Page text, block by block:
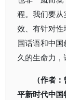
程。我们要
效、有针对
国话语和中
久的生命力，
（作者
平新时代中